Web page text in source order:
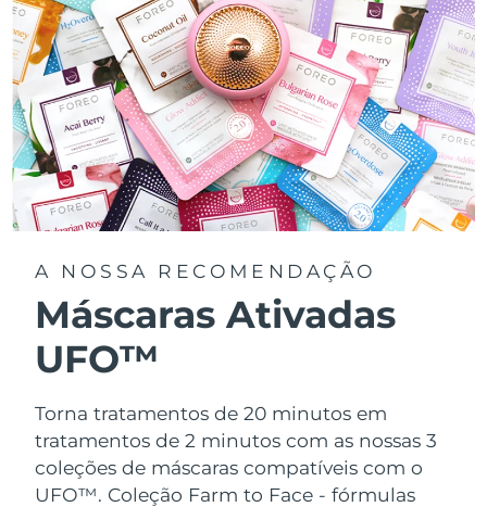
A NOSSA RECOMENDAÇÃO
Máscaras Ativadas
UFO™
Torna tratamentos de 20 minutos em
tratamentos de 2 minutos com as nossas 3
coleções de máscaras compatíveis com o
UFO™. Coleção Farm to Face - fórmulas